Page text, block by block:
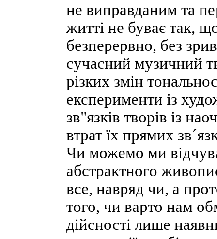
не виправданим та
житті не буває так,
безперервно, без
сучасний музичний
різких змін
експерименти із
зв"язків творів із
втрат їх прямих
Чи можемо ми
абстрактного
все, навряд чи, а
того, чи варто нам
дійсності лише